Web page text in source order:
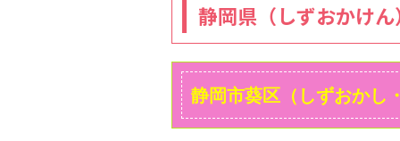
静岡県（しずおかけん
静岡市葵区（しずおかし